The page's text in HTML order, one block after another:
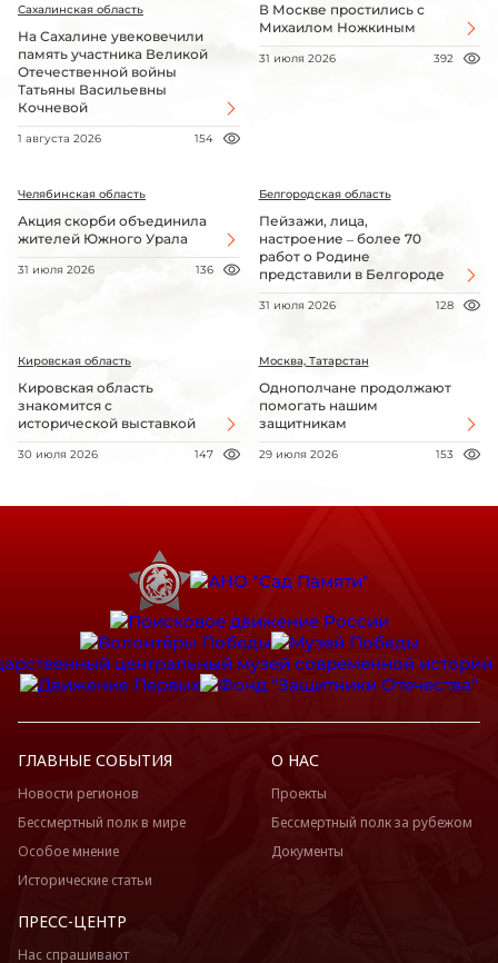
Сахалинская область
На Сахалине увековечили
память участника Великой
Отечественной войны
Татьяны Васильевны
Кочневой
1 августа 2026 154
В Москве простились с
Михаилом Ножкиным
31 июля 2026 392
Челябинская область
Акция скорби объединила
жителей Южного Урала
31 июля 2026 136
Белгородская область
Пейзажи, лица,
настроение – более 70
работ о Родине
представили в Белгороде
31 июля 2026 128
Кировская область
Кировская область
знакомится с
исторической выставкой
30 июля 2026 147
Москва, Татарстан
Однополчане продолжают
помогать нашим
защитникам
29 июля 2026 153
ГЛАВНЫЕ СОБЫТИЯ
Новости регионов
Бессмертный полк в мире
Особое мнение
Исторические статьи
О НАС
Проекты
Бессмертный полк за рубежом
Документы
ПРЕСС-ЦЕНТР
Нас спрашивают